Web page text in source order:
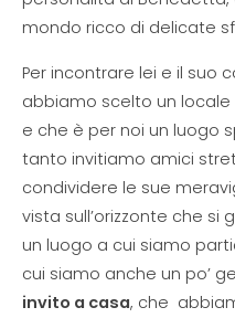
mondo ricco di delicate
Per incontrare lei e il suo
abbiamo scelto un
e che è per noi un luogo
tanto invitiamo amici
condividere le sue
vista sull’orizzonte che si
un luogo a cui siamo
cui siamo anche un po’
invito a casa, che